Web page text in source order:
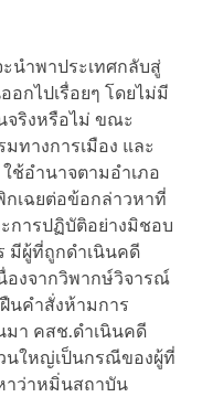
นำพาประเทศกลับสู่
อกไปเรื่อยๆ โดยไม่มี
จริงหรือไม่ ขณะ
ทางการเมือง และ
ช้อำนาจตามอำเภอ
เฉยต่อข้อกล่าวหาที่
การปฏิบัติอย่างมิชอบ
มีผู้ที่ถูกดำเนินคดี
องจากวิพากษ์วิจารณ์
นคำสั่งห้ามการ
า คสช.ดำเนินคดี
นใหญ่เป็นกรณีของผู้ที่
าว่าหมิ่นสถาบัน